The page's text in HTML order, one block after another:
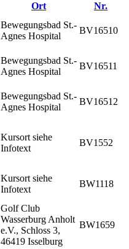
Ort
Nr.
Bewegungsbad St.-
Agnes Hospital
BV16510
Bewegungsbad St.-
Agnes Hospital
BV16511
Bewegungsbad St.-
Agnes Hospital
BV16512
Kursort siehe
Infotext
BV1552
Kursort siehe
Infotext
BW1118
Golf Club
Wasserburg Anholt
e.V., Schloss 3,
46419 Isselburg
BW1659